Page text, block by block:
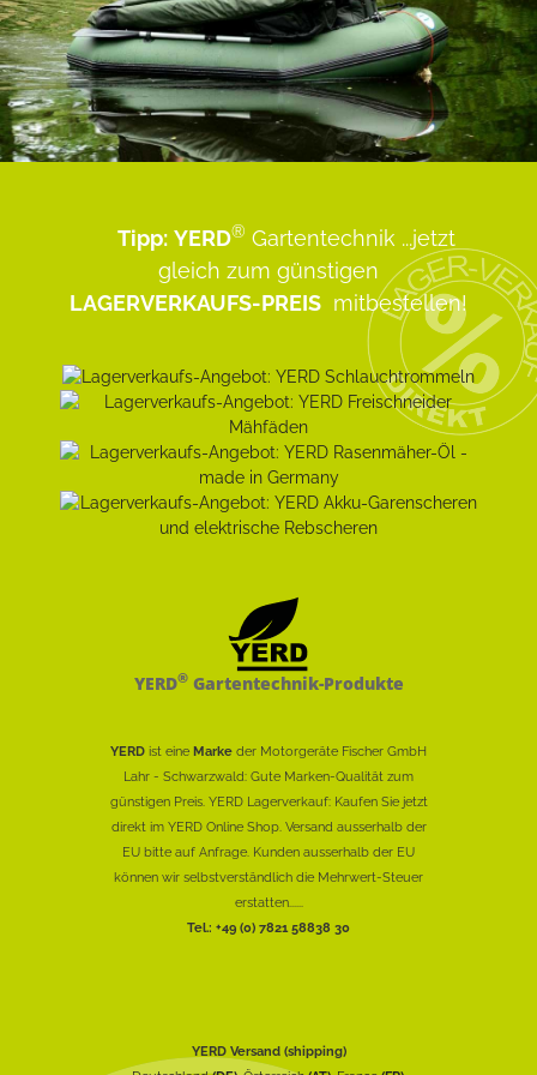
Tipp: YERD® Gartentechnik ...jetzt
gleich zum günstigen
LAGERVERKAUFS-PREIS mitbestellen!
YERD®Gartentechnik-Produkte
YERD ist eine Marke der Motorgeräte Fischer GmbH
Lahr - Schwarzwald: Gute Marken-Qualität zum
günstigen Preis. YERD Lagerverkauf: Kaufen Sie jetzt
direkt im YERD Online Shop. Versand ausserhalb der
EU bitte auf Anfrage. Kunden ausserhalb der EU
können wir selbstverständlich die Mehrwert-Steuer
erstatten......
Tel.: +49 (0) 7821 58838 30
YERD Versand (shipping)